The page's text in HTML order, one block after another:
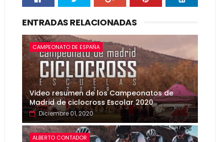
ENTRADAS RELACIONADAS
CAMPEONATO DE ESPAÑA
Video resumen de los Campeonatos de
Madrid de ciclocross Escolar 2020
Diciembre 01, 2020
ALBERTO CONTADOR